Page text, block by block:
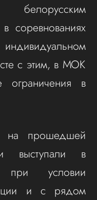
в соревнованиях
с этим, в МОК
ограничения в
на прошедшей
выступали в
при условии
и с рядом